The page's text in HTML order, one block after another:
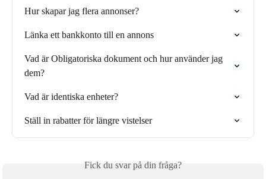
Hur skapar jag flera annonser?
Länka ett bankkonto till en annons
Vad är Obligatoriska dokument och hur använder jag
dem?
Vad är identiska enheter?
Ställ in rabatter för längre vistelser
Fick du svar på din fråga?